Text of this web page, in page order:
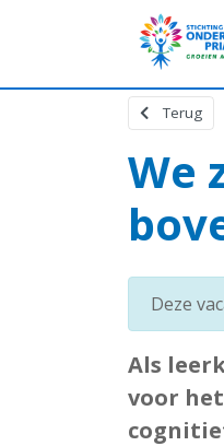
Terug
We
Deze
Als
voor